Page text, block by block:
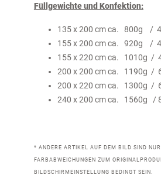
Füllgewichte und Konfektion:
135 x 200 cm ca. 800g / 4
155 x 200 cm ca. 920g / 4
155 x 220 cm ca. 1010g /
200 x 200 cm ca. 1190g /
200 x 220 cm ca. 1300g /
240 x 200 cm ca. 1560g /
* ANDERE ARTIKEL AUF DEM BILD SIND
FARBABWEICHUNGEN ZUM
BILDSCHIRMEINSTELLUNG BEDINGT SEIN.